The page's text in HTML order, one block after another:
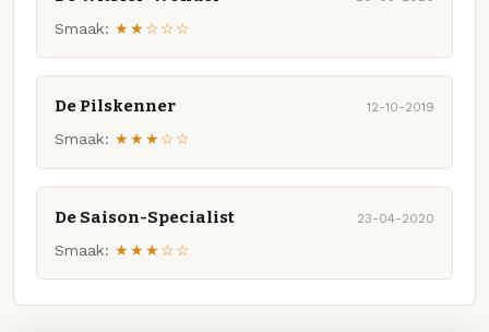
Smaak: ★★☆☆☆
De Pilskenner 12-10-2019
Smaak: ★★★☆☆
De Saison-Specialist 23-04-2020
Smaak: ★★★☆☆